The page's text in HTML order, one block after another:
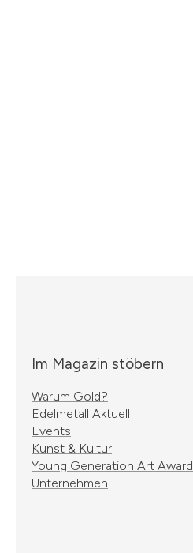
Im Magazin stöbern
Warum Gold?
Edelmetall Aktuell
Events
Kunst & Kultur
Young Generation Art Award
Unternehmen